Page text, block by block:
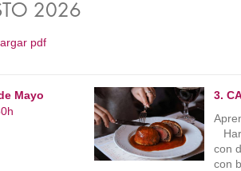
2026
pdf
Mayo
3.
con
con